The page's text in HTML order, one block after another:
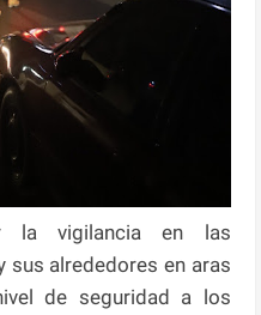
la vigilancia en las
sus alrededores en aras
de seguridad a los